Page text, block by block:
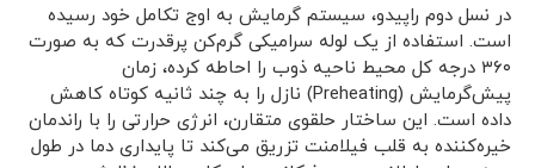
در نسل دوم راپیدو، سیستم گرمایش به اوج تکامل خود رسیده
است. استفاده از یک لوله سرامیکی گرم‌کن پرقدرت که به صورت
۳۶۰ درجه کل محیط ناحیه ذوب را احاطه کرده، زمان
پیش‌گرمایش (Preheating) نازل را به چند ثانیه کوتاه کاهش
داده است. این ساختار حلقوی متقارن، انرژی حرارتی را با راندمان
خیره‌کننده به قلب فیلامنت تزریق می‌کند تا پایداری دما در طول